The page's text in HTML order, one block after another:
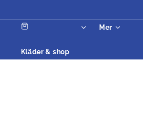
Kläder & shop
Mer